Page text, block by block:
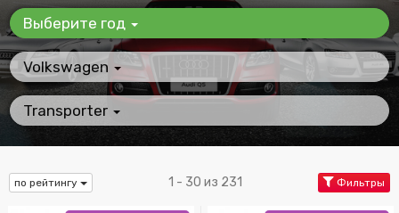
Выберите год
Volkswagen
Transporter
по рейтингу 1 - 30 из 231 Фильтры